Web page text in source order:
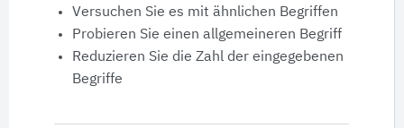
CAD-Details
Architekturobjekte
Versuchen Sie es mit ähnlichen Begriffen
Probieren Sie einen allgemeineren Begriff
Reduzieren Sie die Zahl der eingegebenen
Begriffe